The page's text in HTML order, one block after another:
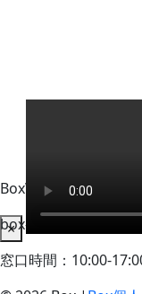
BoxWorks Tokyo +
box-
窓口時間：10:00-
×